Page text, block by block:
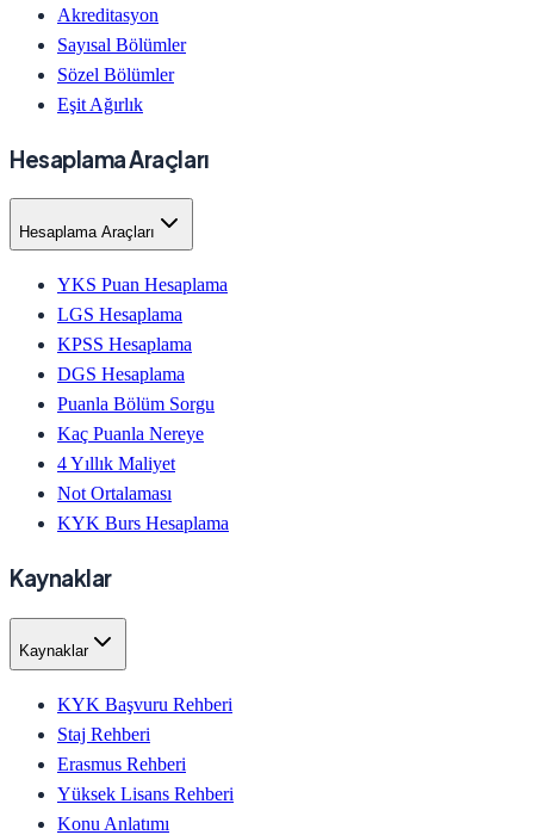
Akreditasyon
Sayısal Bölümler
Sözel Bölümler
Eşit Ağırlık
Hesaplama Araçları
Hesaplama Araçları
YKS Puan Hesaplama
LGS Hesaplama
KPSS Hesaplama
DGS Hesaplama
Puanla Bölüm Sorgu
Kaç Puanla Nereye
4 Yıllık Maliyet
Not Ortalaması
KYK Burs Hesaplama
Kaynaklar
Kaynaklar
KYK Başvuru Rehberi
Staj Rehberi
Erasmus Rehberi
Yüksek Lisans Rehberi
Konu Anlatımı